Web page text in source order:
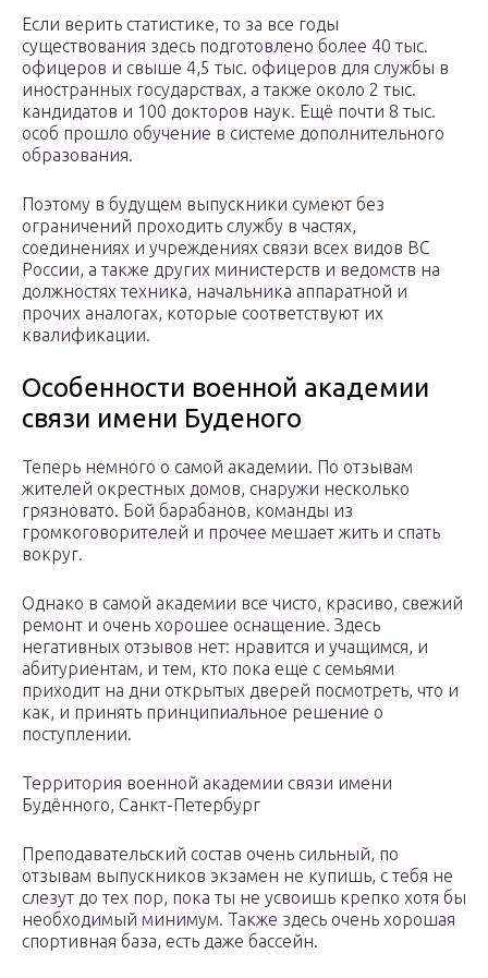
Если верить статистике, то за все годы
существования здесь подготовлено более 40 тыс.
офицеров и свыше 4,5 тыс. офицеров для службы в
иностранных государствах, а также около 2 тыс.
кандидатов и 100 докторов наук. Ещё почти 8 тыс.
особ прошло обучение в системе дополнительного
образования.
Поэтому в будущем выпускники сумеют без
ограничений проходить службу в частях,
соединениях и учреждениях связи всех видов ВС
России, а также других министерств и ведомств на
должностях техника, начальника аппаратной и
прочих аналогах, которые соответствуют их
квалификации.
Особенности военной академии
связи имени Буденого
Теперь немного о самой академии. По отзывам
жителей окрестных домов, снаружи несколько
грязновато. Бой барабанов, команды из
громкоговорителей и прочее мешает жить и спать
вокруг.
Однако в самой академии все чисто, красиво, свежий
ремонт и очень хорошее оснащение. Здесь
негативных отзывов нет: нравится и учащимся, и
абитуриентам, и тем, кто пока еще с семьями
приходит на дни открытых дверей посмотреть, что и
как, и принять принципиальное решение о
поступлении.
Территория военной академии связи имени
Будённого, Санкт-Петербург
Преподавательский состав очень сильный, по
отзывам выпускников экзамен не купишь, с тебя не
слезут до тех пор, пока ты не усвоишь крепко хотя бы
необходимый минимум. Также здесь очень хорошая
спортивная база, есть даже бассейн.